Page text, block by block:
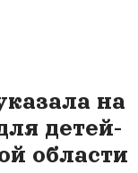
на
детей-
области